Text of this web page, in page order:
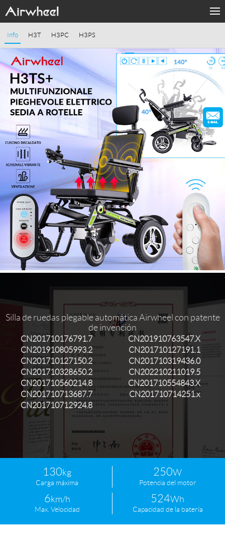
Medios
Apoyo
Sharing & Rental
Introducción
Contacto nosotros
Language
Info H3T H3PC H3PS
Silla de ruedas plegable automática Airwheel con patente
de invención
CN201710176791.7
CN201910763547.X
CN201910805993.2
CN201710127191.1
CN201710127150.2
CN201710319436.0
CN201710328650.2
CN202210211019.5
CN201710560214.8
CN201710554843.X
CN201710713687.7
CN201710714251.x
CN201710712924.8
130kg
Carga máxima
250W
Potencia del motor
6km/h
Max. Velocidad
524Wh
Capacidad de la batería